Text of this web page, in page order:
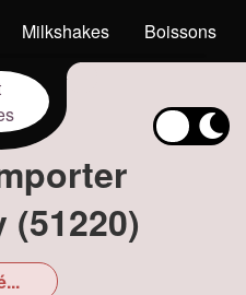
Milkshakes Boissons